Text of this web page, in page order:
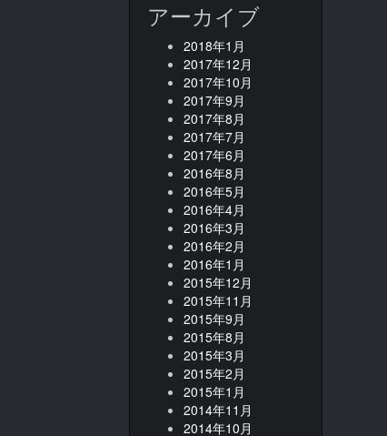
アーカイブ
2018年1月
2017年12月
2017年10月
2017年9月
2017年8月
2017年7月
2017年6月
2016年8月
2016年5月
2016年4月
2016年3月
2016年2月
2016年1月
2015年12月
2015年11月
2015年9月
2015年8月
2015年3月
2015年2月
2015年1月
2014年11月
2014年10月